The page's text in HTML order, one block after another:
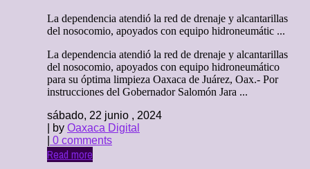
La dependencia atendió la red de drenaje y alcantarillas
del nosocomio, apoyados con equipo hidroneumátic ...
La dependencia atendió la red de drenaje y alcantarillas
del nosocomio, apoyados con equipo hidroneumático
para su óptima limpieza Oaxaca de Juárez, Oax.- Por
instrucciones del Gobernador Salomón Jara ...
sábado, 22 junio , 2024
| by Oaxaca Digital
0 comments
Read more